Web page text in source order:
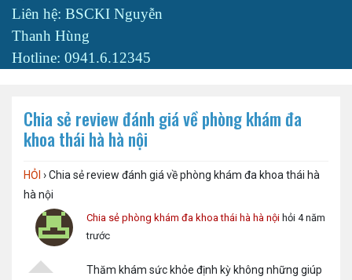
Liên hệ: BSCKI Nguyễn
Thanh Hùng
Hotline: 0941.6.12345
Chia sẻ review đánh giá về phòng khám đa
khoa thái hà hà nội
HỎI ›Chia sẻ review đánh giá về phòng khám đa khoa thái hà
hà nội
Chia sẻ phòng khám đa khoa thái hà hà nội hỏi 4 năm
trước
Thăm khám sức khỏe định kỳ không những giúp